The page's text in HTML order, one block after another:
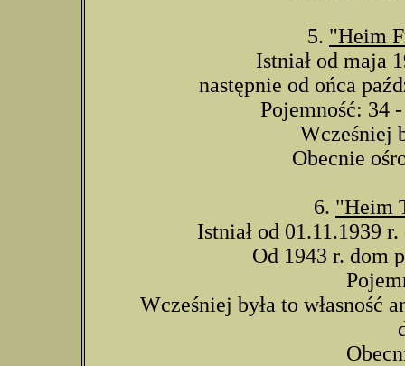
5. "Heim
Istniał od maja
następnie od ońca
Pojemność: 34
Wcześniej
Obecnie
6. "Heim
Istniał od 01.11.1939
Od 1943 r. dom
Wcześniej była to własność